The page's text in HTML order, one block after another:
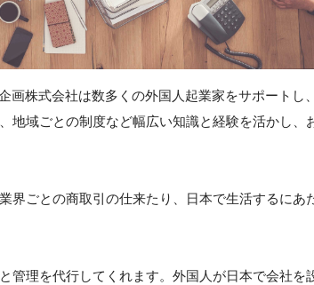
株式会社は数多くの外国人起業家をサポートし、
地域ごとの制度など幅広い知識と経験を活かし、
界ごとの商取引の仕来たり、日本で生活するにあ
管理を代行してくれます。外国人が日本で会社を